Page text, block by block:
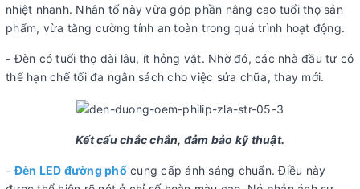
nhiệt nhanh. Nhân tố này vừa góp phần nâng cao tuổi thọ sản
phẩm, vừa tăng cường tính an toàn trong quá trình hoạt động.
- Đèn có tuổi thọ dài lâu, ít hỏng vặt. Nhờ đó, các nhà đầu tư có
thể hạn chế tối đa ngân sách cho việc sửa chữa, thay mới.
Kết cấu chắc chắn, đảm bảo kỹ thuật.
-Đèn LED đường phốcung cấp ánh sáng chuẩn. Điều này